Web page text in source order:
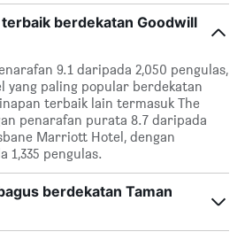
berdekatan Goodwill
9.1 daripada 2,050 pengulas,
yang paling popular berdekatan
terbaik lain termasuk The
penarafan purata 8.7 daripada
Marriott Hotel, dengan
1,335 pengulas.
berdekatan Taman